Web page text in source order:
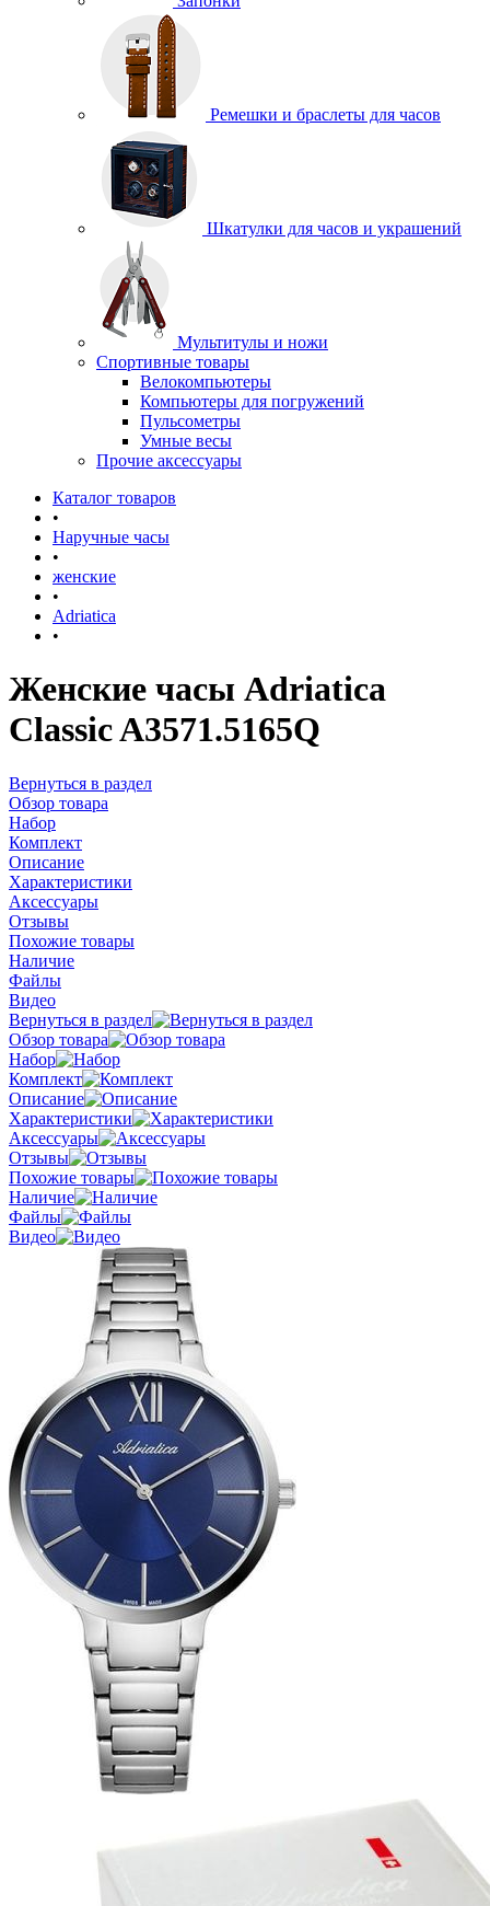
Ремешки и браслеты для часов
Шкатулки для часов и украшений
Мультитулы и ножи
Спортивные товары
Велокомпьютеры
Компьютеры для погружений
Пульсометры
Умные весы
Прочие аксессуары
Каталог товаров
•
Наручные часы
•
женские
•
Adriatica
•
Женские часы Adriatica
Classic A3571.5165Q
Вернуться в раздел
Обзор товара
Набор
Комплект
Описание
Характеристики
Аксессуары
Отзывы
Похожие товары
Наличие
Файлы
Видео
Вернуться в раздел
Обзор товара
Набор
Комплект
Описание
Характеристики
Аксессуары
Отзывы
Похожие товары
Наличие
Файлы
Видео